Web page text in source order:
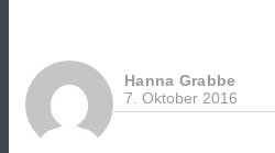
Hanna Grabbe
7. Oktober 2016